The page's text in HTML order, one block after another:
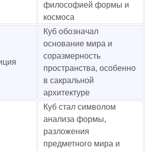
философией формы и
космоса
Куб обозначал
основание мира и
соразмерность
пространства, особенно
в сакральной
архитектуре
Куб стал символом
анализа формы,
разложения
предметного мира и